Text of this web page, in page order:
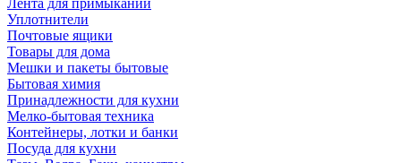
Лента для примыканий
Уплотнители
Почтовые ящики
Товары для дома
Мешки и пакеты бытовые
Бытовая химия
Принадлежности для кухни
Мелко-бытовая техника
Контейнеры, лотки и банки
Посуда для кухни